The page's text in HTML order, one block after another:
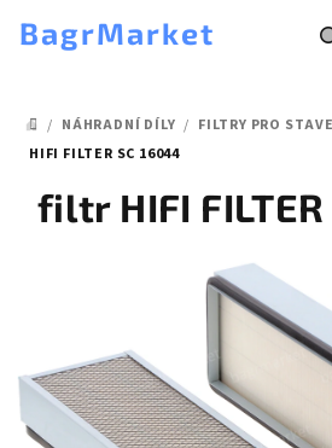
BagrMarket
DOMŮ
/ NÁHRADNÍ DÍLY / FILTRY PRO
HIFI FILTER SC 16044
filtr HIFI FILTER